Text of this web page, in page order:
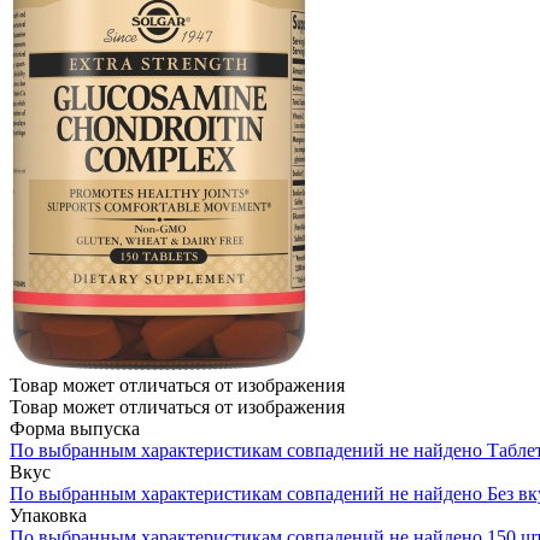
Товар может отличаться от изображения
Товар может отличаться от изображения
Форма выпуска
По выбранным характеристикам совпадений не найдено
Вкус
По выбранным характеристикам совпадений не найдено Без
Упаковка